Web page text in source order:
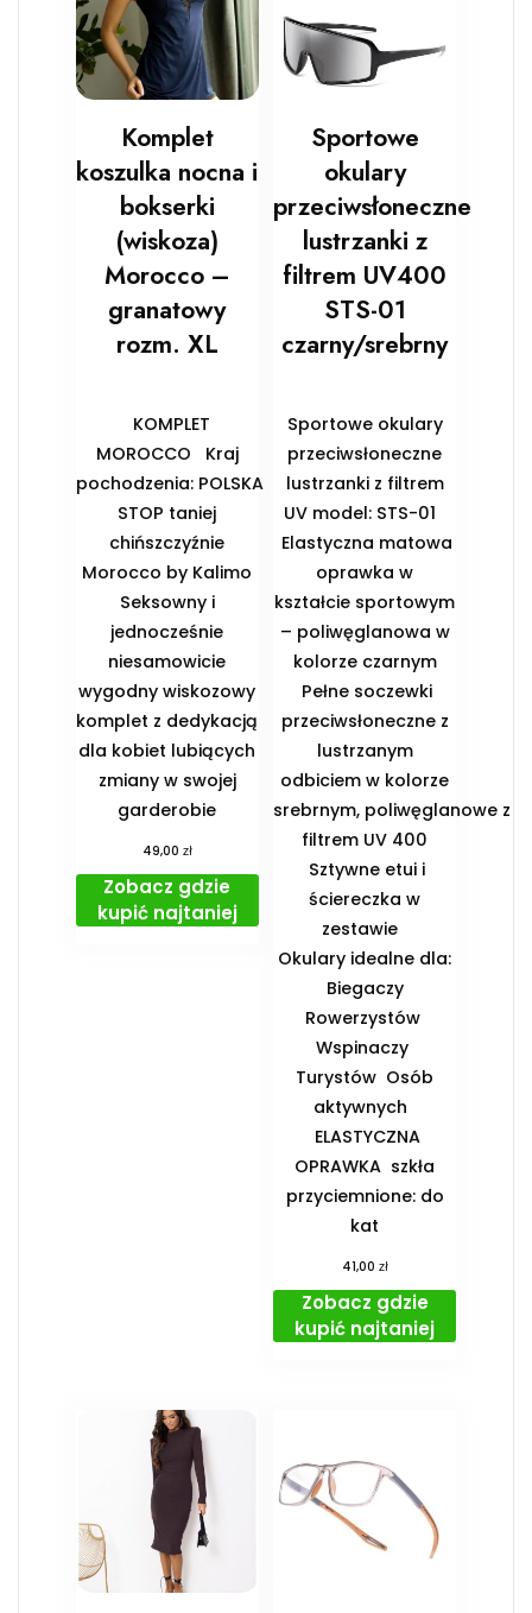
Komplet
koszulka nocna i
bokserki
(wiskoza)
Morocco –
granatowy
rozm. XL
KOMPLET
MOROCCO Kraj
pochodzenia: POLSKA
STOP taniej
chińszczyźnie
Morocco by Kalimo
Seksowny i
jednocześnie
niesamowicie
wygodny wiskozowy
komplet z dedykacją
dla kobiet lubiących
zmiany w swojej
garderobie
49,00 zł
Zobacz gdzie
kupić najtaniej
Sportowe
okulary
przeciwsłoneczne
lustrzanki z
filtrem UV400
STS-01
czarny/srebrny
Sportowe okulary
przeciwsłoneczne
lustrzanki z filtrem
UV model: STS-01
Elastyczna matowa
oprawka w
kształcie sportowym
– poliwęglanowa w
kolorze czarnym
Pełne soczewki
przeciwsłoneczne z
lustrzanym
odbiciem w kolorze
srebrnym, poliwęglanowe z
filtrem UV 400
Sztywne etui i
ściereczka w
zestawie
️Okulary idealne dla:
️ Biegaczy ️
Rowerzystów ️
Wspinaczy ️
Turystów ️ Osób
aktywnych
️ ELASTYCZNA
OPRAWKA ️ szkła
przyciemnione: do
kat
41,00 zł
Zobacz gdzie
kupić najtaniej